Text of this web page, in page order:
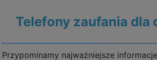
Telefony zaufania dla
Przypominamy najważniejsze